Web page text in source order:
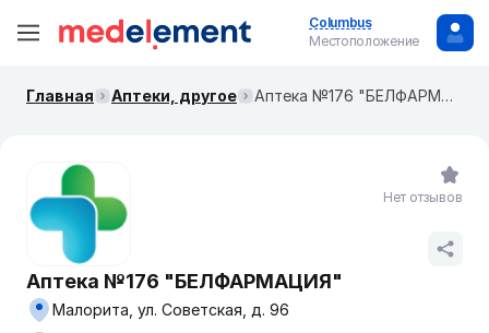
Columbus
Местоположение
Главная Аптеки, другое Аптека №176 "БЕЛФАРМАЦИЯ"
Аптека №176 "БЕЛФАРМАЦИЯ"
Малорита, ул. Советская, д. 96
Нет отзывов